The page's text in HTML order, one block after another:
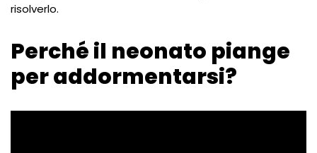
risolverlo.
Perché il neonato piange
per addormentarsi?